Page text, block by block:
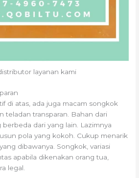
layanan kami
di atas, ada juga macam songkok
teladan transparan. Bahan dari
dari yang lain. Lazimnya
pola yang kokoh. Cukup menarik
dibawanya. Songkok, variasi
apabila dikenakan orang tua,
legal.